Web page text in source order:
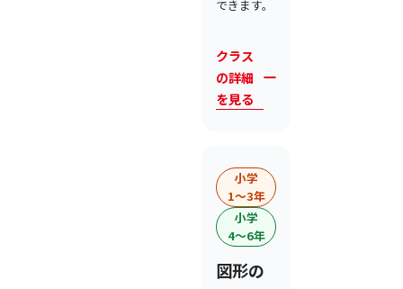
できます。
クラス
の詳細
を見る
小学
1〜3年
小学
4〜6年
図形の